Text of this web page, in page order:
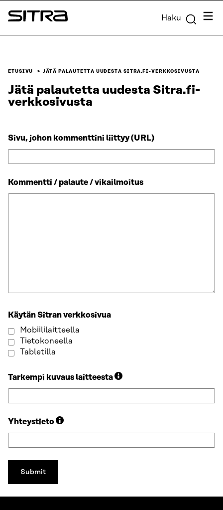
Siirry
suoraan
Sitra Haku
ETUSIVU JÄTÄ PALAUTETTA UUDESTA SITRA.FI-VERKKOSIVUSTA
Jätä palautetta uudesta Sitra.fi-
verkkosivusta
Sivu, johon kommenttini liittyy (URL)
Kommentti / palaute / vikailmoitus
Käytän Sitran verkkosivua
Mobiililaitteella
Tietokoneella
Tabletilla
Tarkempi kuvaus laitteesta
Yhteystieto